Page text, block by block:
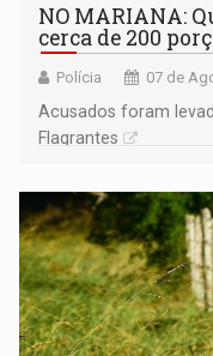
NO MARIANA:
cerca de 200
Polícia 07 de
Acusados foram
Flagrantes